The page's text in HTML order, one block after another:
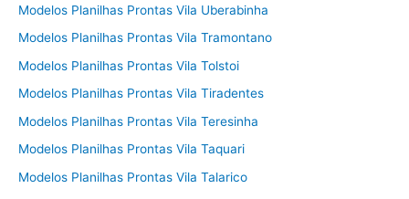
Modelos Planilhas Prontas Vila Uberabinha
Modelos Planilhas Prontas Vila Tramontano
Modelos Planilhas Prontas Vila Tolstoi
Modelos Planilhas Prontas Vila Tiradentes
Modelos Planilhas Prontas Vila Teresinha
Modelos Planilhas Prontas Vila Taquari
Modelos Planilhas Prontas Vila Talarico